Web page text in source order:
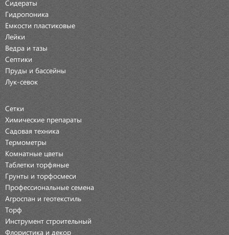
Сидераты
Гидропоника
Емкости пластиковые
Лейки
Ведра и тазы
Септики
Пруды и бассейны
Лук-севок
Сетки
Химические препараты
Садовая техника
Термометры
Комнатные цветы
Таблетки торфяные
Грунты и торфосмеси
Профессиональные семена
Агроспан и геотекстиль
Торф
Инструмент строительный
Флористика и декор